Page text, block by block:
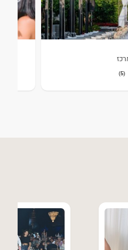
(5)